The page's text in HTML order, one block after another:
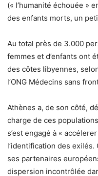
(« l’humanité échouée »
des enfants morts, un
Au total près de 3.000
femmes et d’enfants ont
des côtes libyennes,
l’ONG Médecins sans
Athènes a, de son côté,
charge de ces
s’est engagé à «
l’identification des exilés.
ses partenaires
dispersion incontrôlée